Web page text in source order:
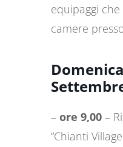
equipaggi
camere
– ore 9,00 –
“Chianti